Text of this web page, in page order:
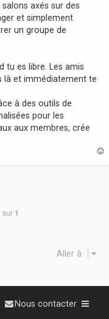
axés sur des
et simplement
un groupe de
tu es libre. Les amis
là et immédiatement te
à des outils de
pour les
aux membres, crée
sur 1
Aller à
Nous contacter